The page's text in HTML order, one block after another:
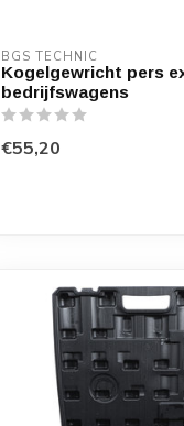
BGS TECHNIC
Kogelgewricht pers
bedrijfswagens
€55,20